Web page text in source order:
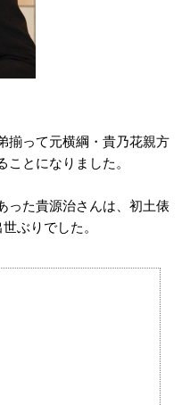
揃って元横綱・貴乃花親方
とになりました。
った貴源治さんは、初土俵
ぶりでした。